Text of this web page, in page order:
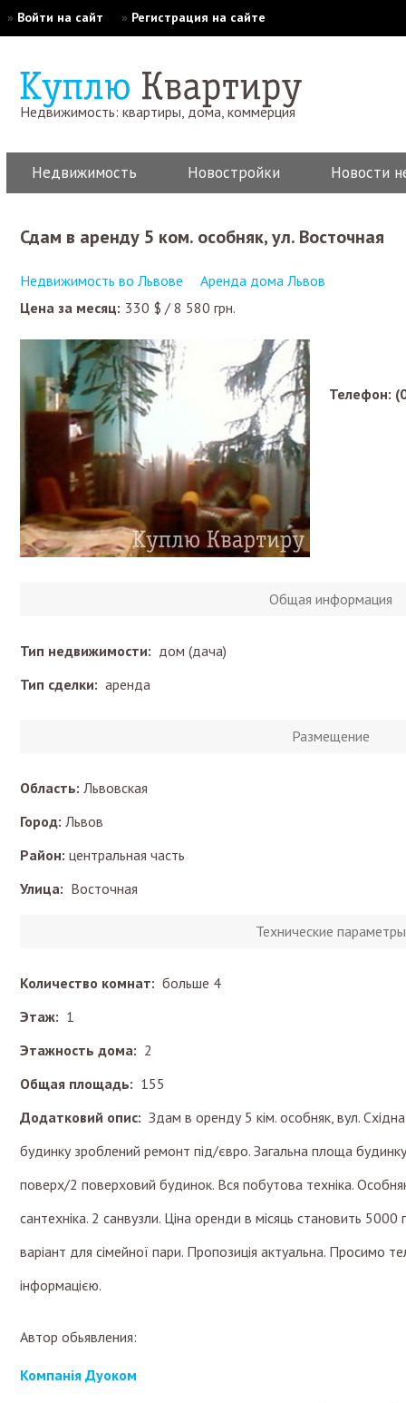
» Войти на сайт » Регистрация на сайте
Недвижимость: квартиры, дома, коммерция
Недвижимость Новостройки Новости
Сдам в аренду 5 ком. особняк, ул. Восточная
Недвижимость во Львове
Аренда дома Львов
Цена за месяц: 330 $ / 8 580 грн.
Телефон:
Общая информация
Тип недвижимости: дом (дача)
Тип сделки: аренда
Размещение
Область: Львовская
Город: Львов
Район: центральная часть
Улица: Восточная
Технические параметры
Количество комнат: больше 4
Этаж: 1
Этажность дома: 2
Общая площадь: 155
Додатковий опис: Здам в оренду 5 кім. особняк, вул.
будинку зроблений ремонт під/євро. Загальна площа
поверх/2 поверховий будинок. Вся побутова техніка.
сантехніка. 2 санвузли. Ціна оренди в місяць становить
варіант для сімейної пари. Пропозиція актуальна. Просимо
інформацією.
Автор обьявления:
Компанія Дуоком